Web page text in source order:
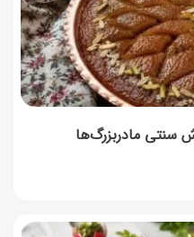
سنتی مادربزرگ‌ها
خانگی؛ خوش‌رنگ و بدون کپک
انگور؛ صبحانه‌ای سالم و انرژی‌بخش